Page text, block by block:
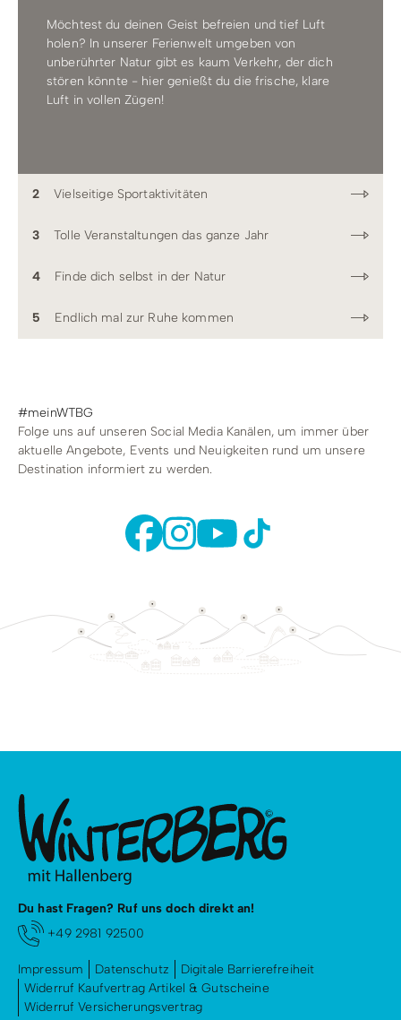
Möchtest du deinen Geist befreien und tief Luft
holen? In unserer Ferienwelt umgeben von
unberührter Natur gibt es kaum Verkehr, der dich
stören könnte - hier genießt du die frische, klare
Luft in vollen Zügen!
2 Vielseitige Sportaktivitäten
3 Tolle Veranstaltungen das ganze Jahr
4 Finde dich selbst in der Natur
5 Endlich mal zur Ruhe kommen
#meinWTBG
Folge uns auf unseren Social Media Kanälen, um immer über
aktuelle Angebote, Events und Neuigkeiten rund um unsere
Destination informiert zu werden.
Du hast Fragen? Ruf uns doch direkt an!
+49 2981 92500
Impressum Datenschutz
Digitale Barrierefreiheit
Widerruf Kaufvertrag Artikel & Gutscheine
Widerruf Versicherungsvertrag